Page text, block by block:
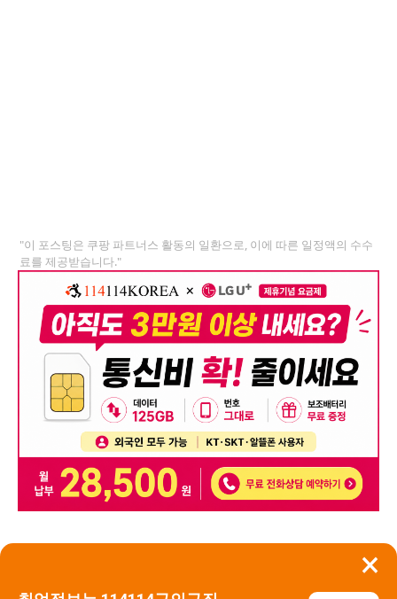
×
"이 포스팅은 쿠팡 파트너스 활동의 일환으로, 이에 따른 일정액의 수수
료를 제공받습니다."